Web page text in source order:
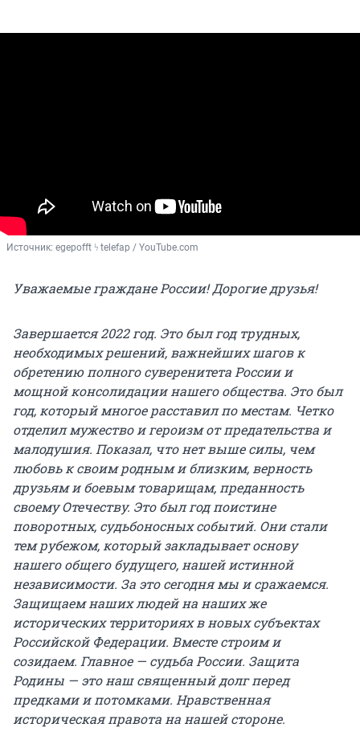
Источник: egepofft ϟ telefap / YouTube.com
Уважаемые граждане России! Дорогие друзья!
Завершается 2022 год. Это был год трудных,
необходимых решений, важнейших шагов к
обретению полного суверенитета России и
мощной консолидации нашего общества. Это был
год, который многое расставил по местам. Четко
отделил мужество и героизм от предательства и
малодушия. Показал, что нет выше силы, чем
любовь к своим родным и близким, верность
друзьям и боевым товарищам, преданность
своему Отечеству. Это был год поистине
поворотных, судьбоносных событий. Они стали
тем рубежом, который закладывает основу
нашего общего будущего, нашей истинной
независимости. За это сегодня мы и сражаемся.
Защищаем наших людей на наших же
исторических территориях в новых субъектах
Российской Федерации. Вместе строим и
созидаем. Главное — судьба России. Защита
Родины — это наш священный долг перед
предками и потомками. Нравственная
историческая правота на нашей стороне.